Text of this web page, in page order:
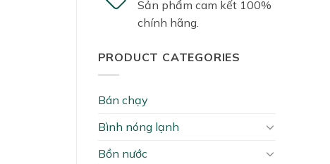
Sản phẩm cam kết 100%
chính hãng.
PRODUCT CATEGORIES
Bán chạy
Bình nóng lạnh
Bồn nước